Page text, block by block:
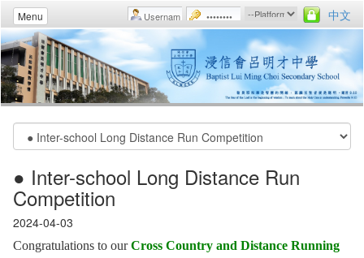
Menu 中文
● Inter-school Long Distance Run
Competition
2024-04-03
Congratulations to ourCross Country and Distance Running